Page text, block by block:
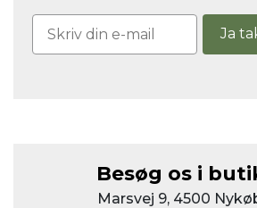
Ja
Besøg os i
Marsvej 9, 4500